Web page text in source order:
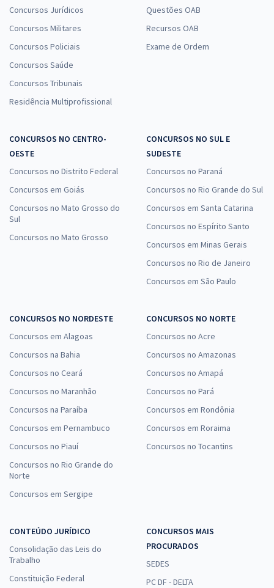
Concursos Jurídicos
Concursos Militares
Concursos Policiais
Concursos Saúde
Concursos Tribunais
Residência Multiprofissional
Questões OAB
Recursos OAB
Exame de Ordem
CONCURSOS NO CENTRO-
OESTE
Concursos no Distrito Federal
Concursos em Goiás
Concursos no Mato Grosso do
Sul
Concursos no Mato Grosso
CONCURSOS NO SUL E
SUDESTE
Concursos no Paraná
Concursos no Rio Grande do Sul
Concursos em Santa Catarina
Concursos no Espírito Santo
Concursos em Minas Gerais
Concursos no Rio de Janeiro
Concursos em São Paulo
CONCURSOS NO NORDESTE
Concursos em Alagoas
Concursos na Bahia
Concursos no Ceará
Concursos no Maranhão
Concursos na Paraíba
Concursos em Pernambuco
Concursos no Piauí
Concursos no Rio Grande do
Norte
Concursos em Sergipe
CONCURSOS NO NORTE
Concursos no Acre
Concursos no Amazonas
Concursos no Amapá
Concursos no Pará
Concursos em Rondônia
Concursos em Roraima
Concursos no Tocantins
CONTEÚDO JURÍDICO
Consolidação das Leis do
Trabalho
Constituição Federal
CONCURSOS MAIS
PROCURADOS
SEDES
PC DF - DELTA